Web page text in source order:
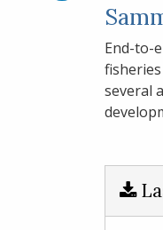
End-to-
several